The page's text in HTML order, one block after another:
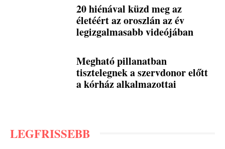
20 hiénával küzd meg az
életéért az oroszlán az év
legizgalmasabb videójában
Megható pillanatban
tisztelegnek a szervdonor előtt
a kórház alkalmazottai
LEGFRISSEBB